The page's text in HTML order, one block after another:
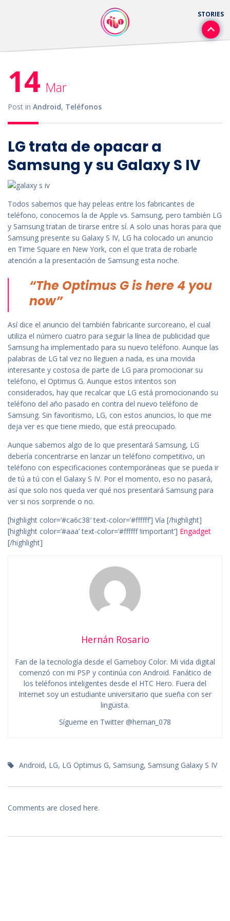
14 Mar
Post in Android, Teléfonos
LG trata de opacar a
Samsung y su Galaxy S IV
Todos sabemos que hay peleas entre los fabricantes de
teléfono, conocemos la de Apple vs. Samsung, pero también LG
y Samsung tratan de tirarse entre sí. A solo unas horas para que
Samsung presente su Galaxy S IV, LG ha colocado un anuncio
en Time Square en New York, con el que trata de robarle
atención a la presentación de Samsung esta noche.
“The Optimus G is here 4 you
now”
Así dice el anuncio del también fabricante surcoreano, el cual
utiliza el número cuatro para seguir la línea de publicidad que
Samsung ha implementado para su nuevo teléfono. Aunque las
palabras de LG tal vez no lleguen a nada, es una movida
interesante y costosa de parte de LG para promocionar su
teléfono, el Optimus G. Aunque estos intentos son
considerados, hay que recalcar que LG está promocionando su
teléfono del año pasado en contra del nuevo teléfono de
Samsung. Sin favoritismo, LG, con estos anuncios, lo que me
deja ver es que tiene miedo, que está preocupado.
Aunque sabemos algo de lo que presentará Samsung, LG
debería concentrarse en lanzar un teléfono competitivo, un
teléfono con especificaciones contemporáneas que se pueda ir
de tú a tú con el Galaxy S IV. Por el momento, eso no pasará,
así que solo nos queda ver qué nos presentará Samsung para
ver si nos sorprende o no.
[highlight color=’#ca6c38′ text-color=’#ffffff’] Vía [/highlight]
[highlight color=’#aaa’ text-color=’#ffffff !important’] Engadget
[/highlight]
Hernán Rosario
Fan de la tecnología desde el Gameboy Color. Mi vida digital
comenzó con mi PSP y continúa con Android. Fanático de
los teléfonos inteligentes desde el HTC Hero. Fuera del
Internet soy un estudiante universitario que sueña con ser
lingüista.
Sígueme en Twitter @hernan_078
Android, LG, LG Optimus G, Samsung, Samsung Galaxy S IV
Comments are closed here.